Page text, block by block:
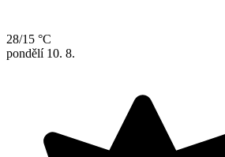
28/15 °C
pondělí 10. 8.